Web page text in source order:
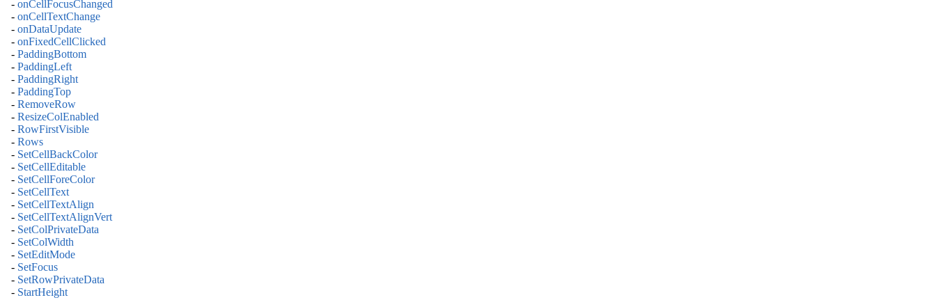
- onCellFocusChanged
- onCellTextChange
- onDataUpdate
- onFixedCellClicked
- PaddingBottom
- PaddingLeft
- PaddingRight
- PaddingTop
- RemoveRow
- ResizeColEnabled
- RowFirstVisible
- Rows
- SetCellBackColor
- SetCellEditable
- SetCellForeColor
- SetCellText
- SetCellTextAlign
- SetCellTextAlignVert
- SetColPrivateData
- SetColWidth
- SetEditMode
- SetFocus
- SetRowPrivateData
- StartHeight